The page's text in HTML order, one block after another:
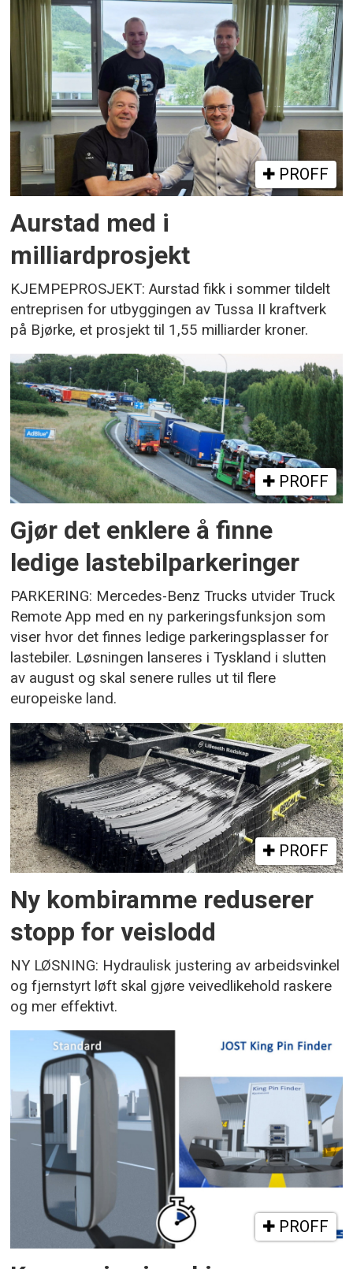
PROFF
Aurstad med i
milliardprosjekt
KJEMPEPROSJEKT: Aurstad fikk i sommer tildelt
entreprisen for utbyggingen av Tussa II kraftverk
på Bjørke, et prosjekt til 1,55 milliarder kroner.
PROFF
Gjør det enklere å finne
ledige lastebilparkeringer
PARKERING: Mercedes-Benz Trucks utvider Truck
Remote App med en ny parkeringsfunksjon som
viser hvor det finnes ledige parkeringsplasser for
lastebiler. Løsningen lanseres i Tyskland i slutten
av august og skal senere rulles ut til flere
europeiske land.
PROFF
Ny kombiramme reduserer
stopp for veislodd
NY LØSNING: Hydraulisk justering av arbeidsvinkel
og fjernstyrt løft skal gjøre veivedlikehold raskere
og mer effektivt.
PROFF